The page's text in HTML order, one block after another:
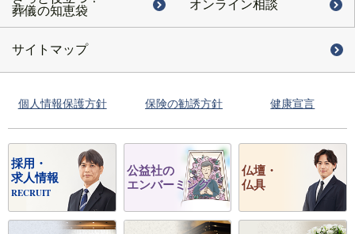
葬儀の知恵袋
オンライン相談
サイトマップ
個人情報保護方針 保険の勧誘方針 健康宣言
採用・
求人情報
RECRUIT
公益社の
エンバーミング
仏壇・
仏具